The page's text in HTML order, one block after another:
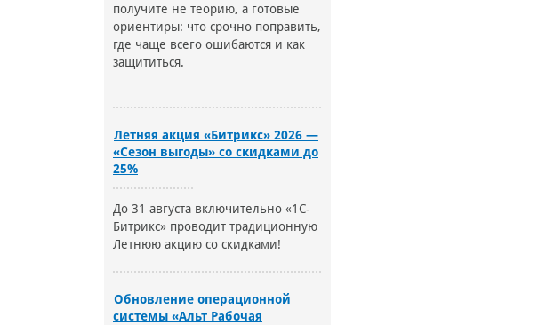
получите не теорию, а готовые
ориентиры: что срочно поправить,
где чаще всего ошибаются и как
защититься.
Летняя акция «Битрикс» 2026 —
«Сезон выгоды» со скидками до
25%
До 31 августа включительно «1С-
Битрикс» проводит традиционную
Летнюю акцию со скидками!
Обновление операционной
системы «Альт Рабочая